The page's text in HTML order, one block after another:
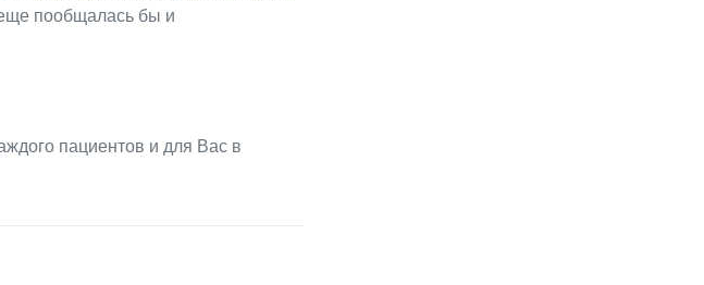
еще пообщалась бы и
пациентов и для Вас в